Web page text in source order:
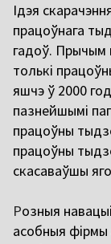
Ідэя
працоўнага
гадоў. Прычым
толькі
яшчэ ў 2000
пазнейшымі
працоўны
працоўны
скасаваўшы
Розныя
асобныя фірмы